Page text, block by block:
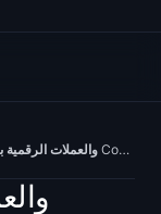
كيفية شراء Bitcoin والعملات الرقمية باستخدام Consorsbank